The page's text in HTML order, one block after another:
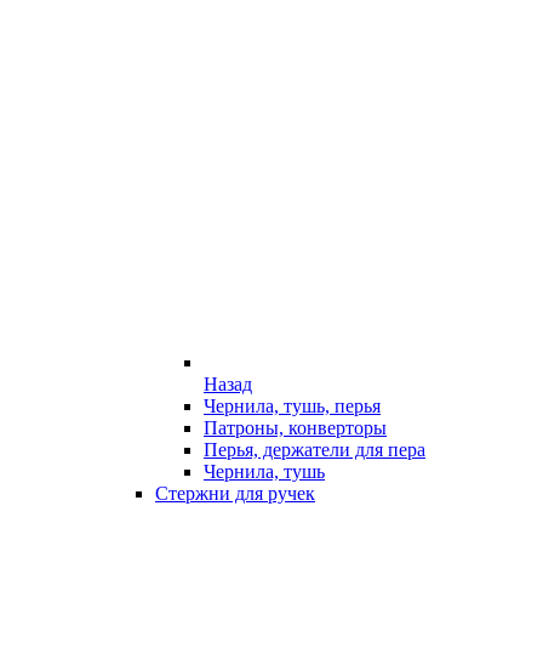
Назад
Чернила, тушь, перья
Патроны, конверторы
Перья, держатели для пера
Чернила, тушь
Стержни для ручек